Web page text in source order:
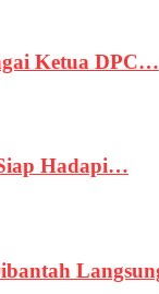
Ketua DPC…
Hadapi…